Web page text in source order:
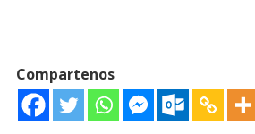
Compartenos